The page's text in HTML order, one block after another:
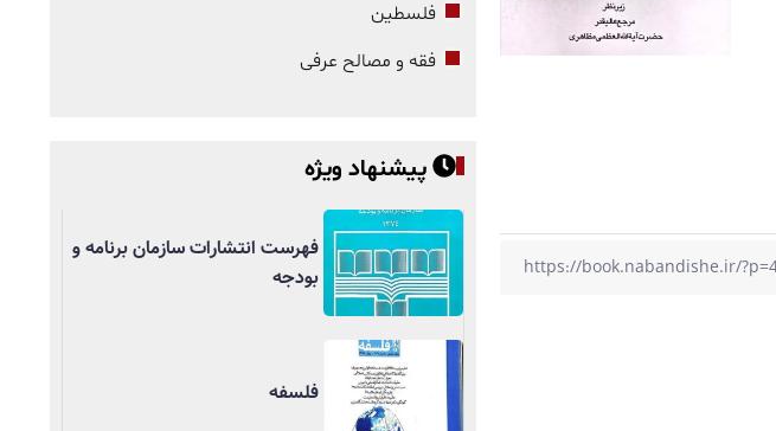
فلسطین
فقه و مصالح عرفی
پیشنهاد ویژه
فهرست انتشارات سازمان برنامه و
بودجه
فلسفه